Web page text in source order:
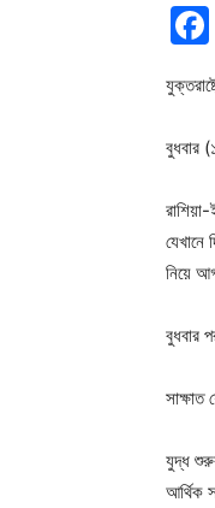
বুধবার
যেখানে
নিয়ে
বুধবার
সাক্ষাত
যুদ্ধ
আর্থিক